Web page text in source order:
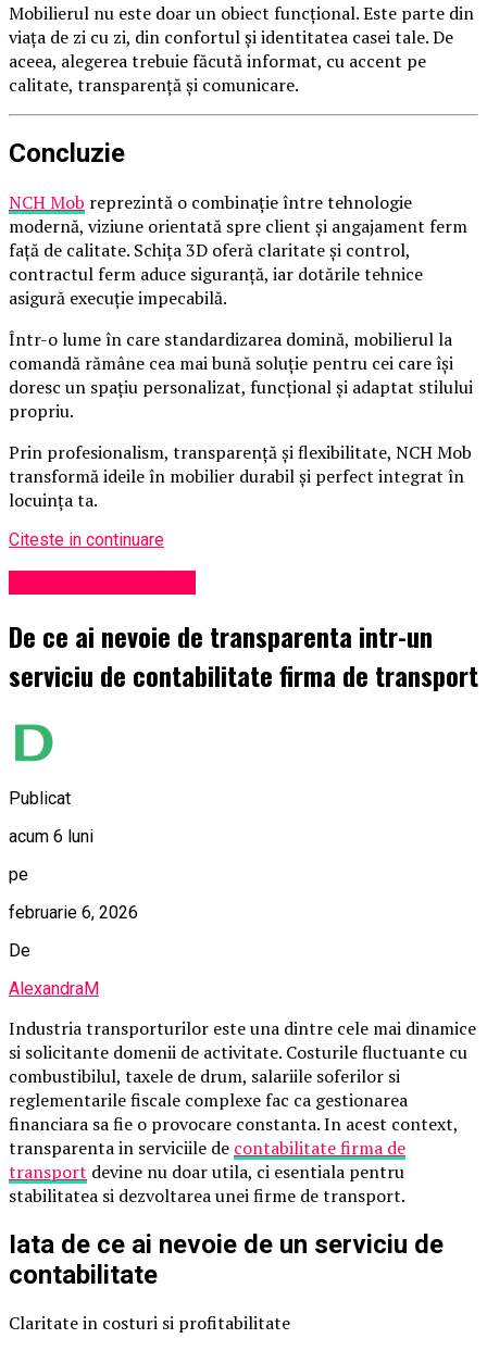
Mobilierul nu este doar un obiect funcțional. Este parte din
viața de zi cu zi, din confortul și identitatea casei tale. De
aceea, alegerea trebuie făcută informat, cu accent pe
calitate, transparență și comunicare.
Concluzie
NCH Mob reprezintă o combinație între tehnologie
modernă, viziune orientată spre client și angajament ferm
față de calitate. Schița 3D oferă claritate și control,
contractul ferm aduce siguranță, iar dotările tehnice
asigură execuție impecabilă.
Într-o lume în care standardizarea domină, mobilierul la
comandă rămâne cea mai bună soluție pentru cei care își
doresc un spațiu personalizat, funcțional și adaptat stilului
propriu.
Prin profesionalism, transparență și flexibilitate, NCH Mob
transformă ideile în mobilier durabil și perfect integrat în
locuința ta.
Citeste in continuare
De ce ai nevoie de transparenta intr-un
serviciu de contabilitate firma de transport
Publicat
acum 6 luni
pe
februarie 6, 2026
De
AlexandraM
Industria transporturilor este una dintre cele mai dinamice
si solicitante domenii de activitate. Costurile fluctuante cu
combustibilul, taxele de drum, salariile soferilor si
reglementarile fiscale complexe fac ca gestionarea
financiara sa fie o provocare constanta. In acest context,
transparenta in serviciile de contabilitate firma de
transport devine nu doar utila, ci esentiala pentru
stabilitatea si dezvoltarea unei firme de transport.
Iata de ce ai nevoie de un serviciu de
contabilitate
Claritate in costuri si profitabilitate